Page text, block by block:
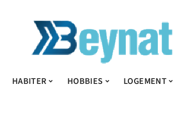
HABITER HOBBIES LOGEMENT